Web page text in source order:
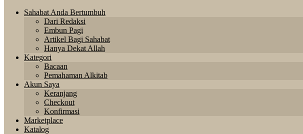
Sahabat Anda Bertumbuh
Dari Redaksi
Embun Pagi
Artikel Bagi Sahabat
Hanya Dekat Allah
Kategori
Bacaan
Pemahaman Alkitab
Akun Saya
Keranjang
Checkout
Konfirmasi
Marketplace
Katalog